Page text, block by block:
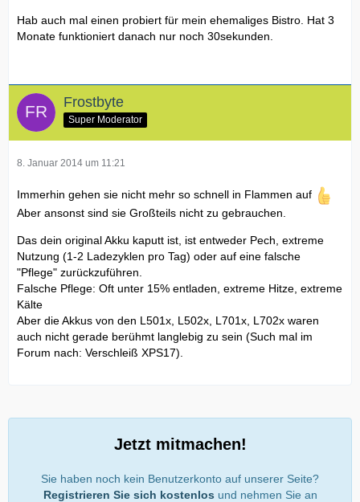
Hab auch mal einen probiert für mein ehemaliges Bistro. Hat 3
Monate funktioniert danach nur noch 30sekunden.
Frostbyte
Super Moderator
8. Januar 2014 um 11:21
Immerhin gehen sie nicht mehr so schnell in Flammen auf
Aber ansonst sind sie Großteils nicht zu gebrauchen.
Das dein original Akku kaputt ist, ist entweder Pech, extreme
Nutzung (1-2 Ladezyklen pro Tag) oder auf eine falsche
"Pflege" zurückzuführen.
Falsche Pflege: Oft unter 15% entladen, extreme Hitze, extreme
Kälte
Aber die Akkus von den L501x, L502x, L701x, L702x waren
auch nicht gerade berühmt langlebig zu sein (Such mal im
Forum nach: Verschleiß XPS17).
Jetzt mitmachen!
Sie haben noch kein Benutzerkonto auf unserer Seite?
Registrieren Sie sich kostenlos und nehmen Sie an